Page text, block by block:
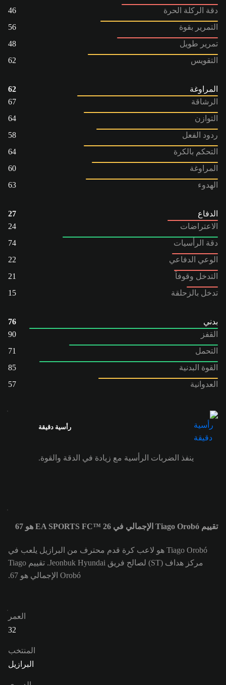
دقة الركلة الحرة
46
التمرير بقوة
56
تمرير طويل
48
التقويس
62
المراوغة
62
الرشاقة
67
التوازن
64
ردود الفعل
58
التحكم بالكرة
64
المراوغة
60
الهدوء
63
الدفاع
27
الاعتراضات
24
دقة الرأسيات
74
الوعي الدفاعي
22
التدخل وقوفاً
21
تدخل بالزحلقة
15
بدني
76
القفز
90
التحمل
71
القوة البدنية
85
العدوانية
57
رأسية دقيقة
ينفذ الضربات الرأسية مع زيادة في الدقة والقوة.
تقييم Tiago Orobó الإجمالي في EA SPORTS FC™ 26 هو 67
Tiago Orobó هو لاعب كرة قدم محترف من البرازيل يلعب في
مركز هداف (ST) لصالح فريق Jeonbuk Hyundai. تقييم Tiago
Orobó الإجمالي هو 67.
العمر
32
المنتخب
البرازيل